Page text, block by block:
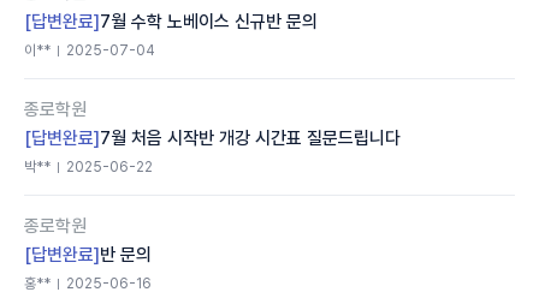
[답변완료] 7월 수학 노베이스 신규반 문의
이** 2025-07-04
종로학원
[답변완료]
7월 처음 시작반 개강 시간표 질문드립니다
박** 2025-06-22
종로학원
[답변완료] 반 문의
홍** 2025-06-16